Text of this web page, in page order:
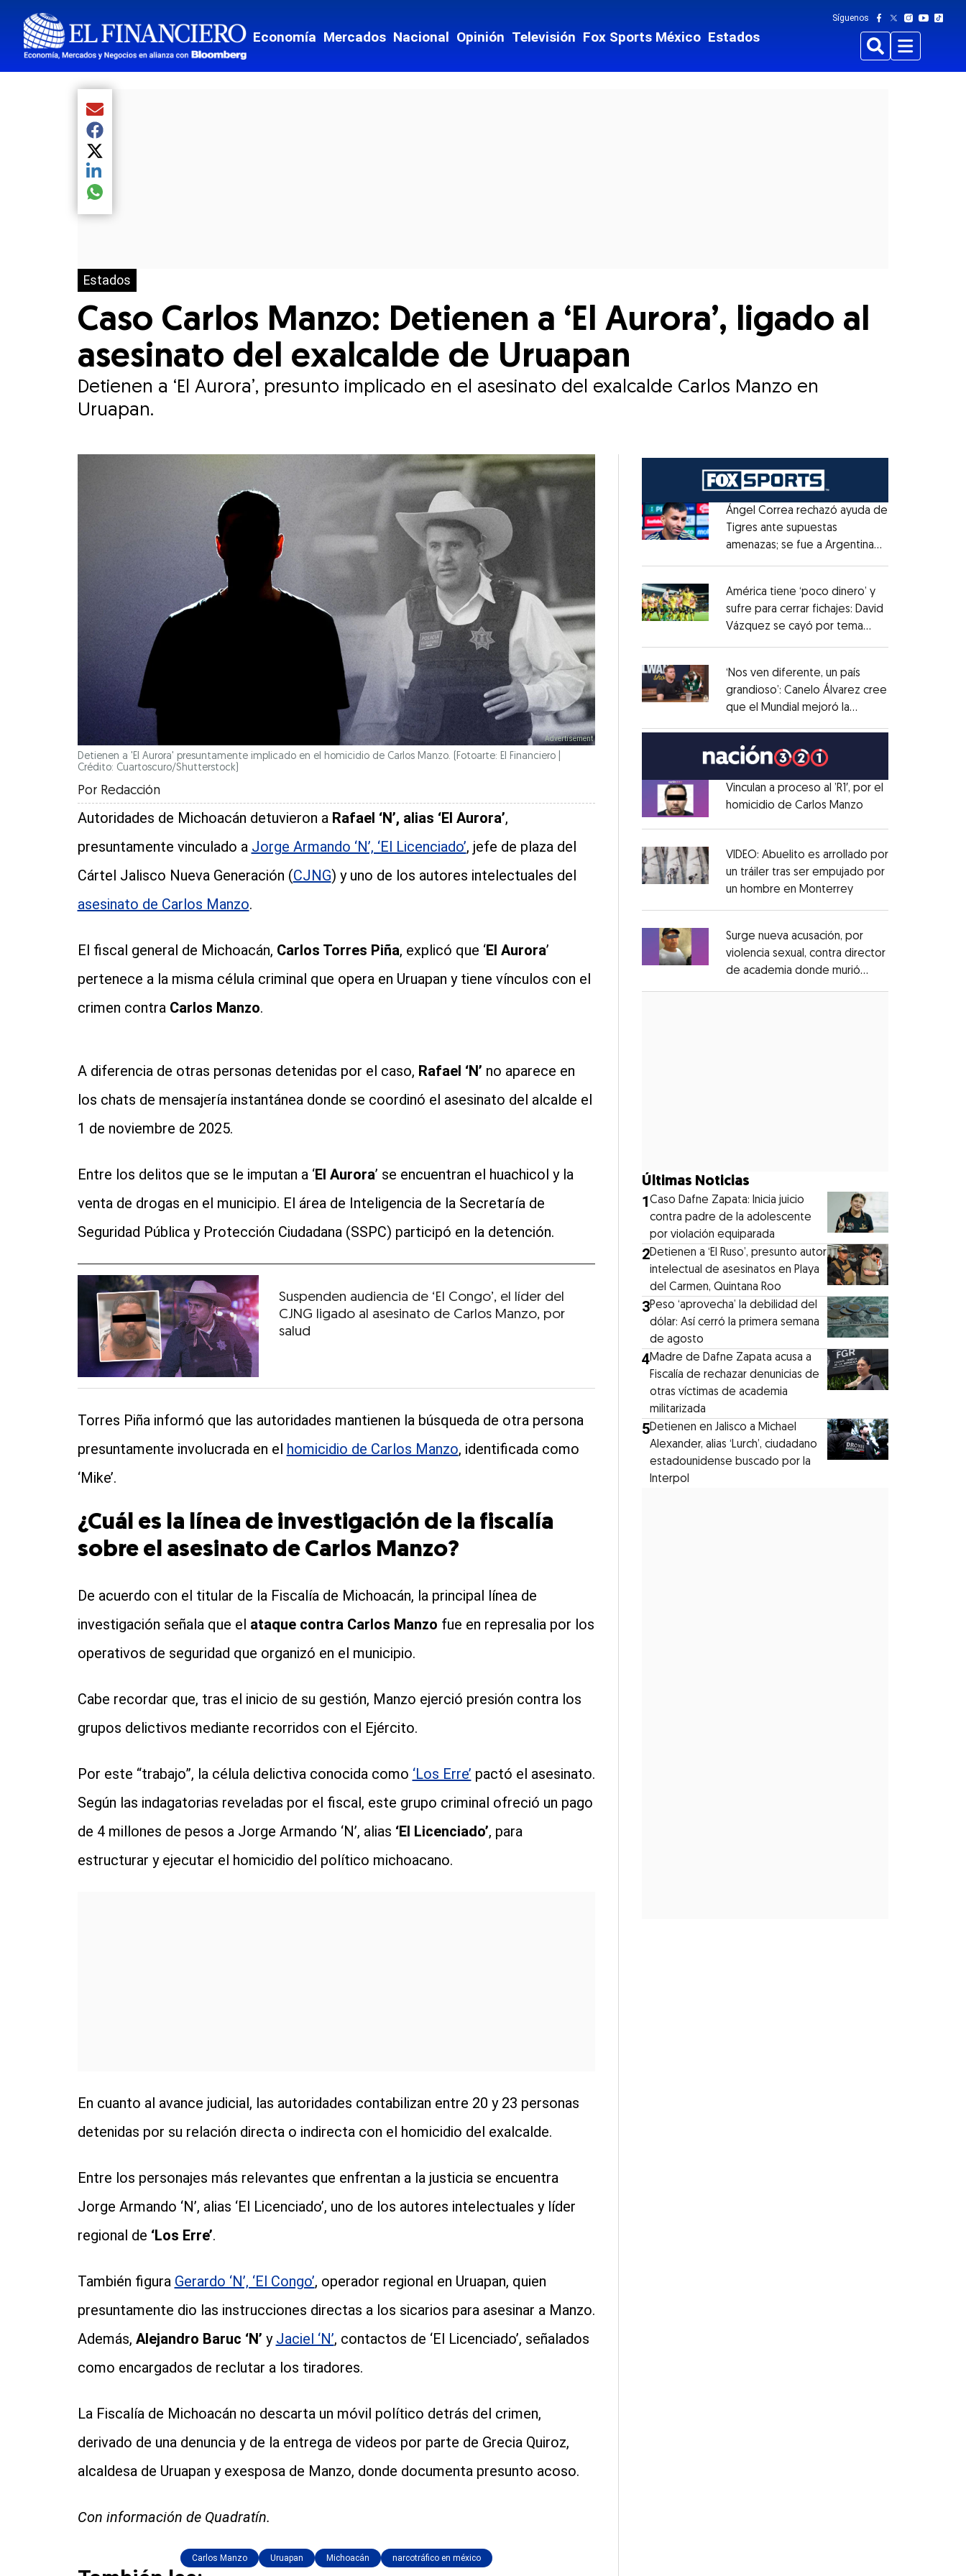
Economía Mercados Nacional Opinión Televisión Fox Sports México Estados
Síguenos
BuscarMenu
Estados
Caso Carlos Manzo: Detienen a ‘El Aurora’, ligado al
asesinato del exalcalde de Uruapan
Detienen a ‘El Aurora’, presunto implicado en el asesinato del exalcalde Carlos Manzo en
Uruapan.
Compartir el artículo actual mediante Email
Compartir el artículo actual mediante Facebook
Compartir el artículo actual mediante Twitter
Compartir el artículo actual mediante LinkedIn
Compartir el artículo actual mediante global.social-whatsapp
Detienen a 'El Aurora' presuntamente implicado en el homicidio de Carlos Manzo. (Fotoarte: El Financiero |
Crédito: Cuartoscuro/Shutterstock)
Por Redacción
Autoridades de Michoacán detuvieron a Rafael ‘N’, alias ‘El Aurora’,
presuntamente vinculado a Jorge Armando ‘N’, ‘El Licenciado’, jefe de plaza del
Cártel Jalisco Nueva Generación (CJNG) y uno de los autores intelectuales del
asesinato de Carlos Manzo.
El fiscal general de Michoacán, Carlos Torres Piña, explicó que ‘El Aurora’
pertenece a la misma célula criminal que opera en Uruapan y tiene vínculos con el
crimen contra Carlos Manzo.
A diferencia de otras personas detenidas por el caso, Rafael ‘N’ no aparece en
los chats de mensajería instantánea donde se coordinó el asesinato del alcalde el
1 de noviembre de 2025.
Entre los delitos que se le imputan a ‘El Aurora’ se encuentran el huachicol y la
venta de drogas en el municipio. El área de Inteligencia de la Secretaría de
Seguridad Pública y Protección Ciudadana (SSPC) participó en la detención.
Suspenden audiencia de ‘El Congo’, el líder del
CJNG ligado al asesinato de Carlos Manzo, por
salud
Torres Piña informó que las autoridades mantienen la búsqueda de otra persona
presuntamente involucrada en el homicidio de Carlos Manzo, identificada como
‘Mike’.
¿Cuál es la línea de investigación de la fiscalía
sobre el asesinato de Carlos Manzo?
De acuerdo con el titular de la Fiscalía de Michoacán, la principal línea de
investigación señala que el ataque contra Carlos Manzo fue en represalia por los
operativos de seguridad que organizó en el municipio.
Cabe recordar que, tras el inicio de su gestión, Manzo ejerció presión contra los
grupos delictivos mediante recorridos con el Ejército.
Por este “trabajo”, la célula delictiva conocida como ‘Los Erre’ pactó el asesinato.
Según las indagatorias reveladas por el fiscal, este grupo criminal ofreció un pago
de 4 millones de pesos a Jorge Armando ‘N’, alias ‘El Licenciado’, para
estructurar y ejecutar el homicidio del político michoacano.
En cuanto al avance judicial, las autoridades contabilizan entre 20 y 23 personas
detenidas por su relación directa o indirecta con el homicidio del exalcalde.
Entre los personajes más relevantes que enfrentan a la justicia se encuentra
Jorge Armando ‘N’, alias ‘El Licenciado’, uno de los autores intelectuales y líder
regional de ‘Los Erre’.
También figura Gerardo ‘N’, ‘El Congo’, operador regional en Uruapan, quien
presuntamente dio las instrucciones directas a los sicarios para asesinar a Manzo.
Además, Alejandro Baruc ‘N’ y Jaciel ‘N’, contactos de ‘El Licenciado’, señalados
como encargados de reclutar a los tiradores.
La Fiscalía de Michoacán no descarta un móvil político detrás del crimen,
derivado de una denuncia y de la entrega de videos por parte de Grecia Quiroz,
alcaldesa de Uruapan y exesposa de Manzo, donde documenta presunto acoso.
Con información de Quadratín.
Carlos Manzo Uruapan Michoacán narcotráfico en méxico
Opens in new window
Ángel Correa rechazó ayuda de
Tigres ante supuestas
amenazas; se fue a Argentina
Opens in new window
América tiene ‘poco dinero’ y
sufre para cerrar fichajes: David
Vázquez se cayó por tema
Opens in new window
‘Nos ven diferente, un país
grandioso’: Canelo Álvarez cree
que el Mundial mejoró la
Opens in new window
Vinculan a proceso al ’R1′, por el
homicidio de Carlos Manzo
Opens in new window
VIDEO: Abuelito es arrollado por
un tráiler tras ser empujado por
un hombre en MonterreyOpens in new
Opens in new window
Surge nueva acusación, por
violencia sexual, contra director
de academia donde murió
Últimas Noticias
1Caso Dafne Zapata: Inicia juicio
contra padre de la adolescente
por violación equiparada
2Detienen a ‘El Ruso’, presunto autor
intelectual de asesinatos en Playa
del Carmen, Quintana Roo
3Peso ‘aprovecha’ la debilidad del
dólar: Así cerró la primera semana
de agosto
4Madre de Dafne Zapata acusa a
Fiscalía de rechazar denunicias de
otras víctimas de academia
militarizada
5Detienen en Jalisco a Michael
Alexander, alias ‘Lurch’, ciudadano
estadounidense buscado por la
Interpol